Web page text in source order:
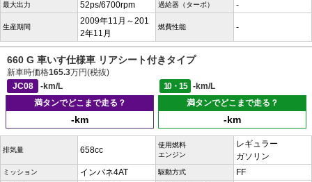
最大出力 52ps/6700rpm 過給器（ターボ） -
生産期間
2009年11月～201
2年11月
燃費性能 -
660 G 車いす仕様車 リアシート付きタイプ
新車時価格165.3万円(税抜)
JC08
-km/L 10・15
-km/L
満タンでどこまで走る？
-km
満タンでどこまで走る？
-km
排気量 658cc
使用燃料
エンジン
レギュラー
ガソリン
ミッション インパネ4AT 駆動方式 FF